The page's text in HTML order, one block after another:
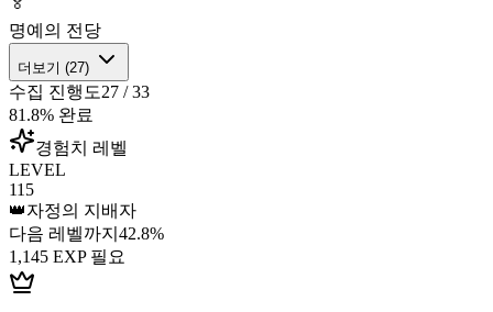
명예의 전당
더보기 (27)
수집 진행도27 /33
81.8% 완료
경험치 레벨
LEVEL
115
👑자정의 지배자
다음 레벨까지 42.8%
1,145 EXP 필요